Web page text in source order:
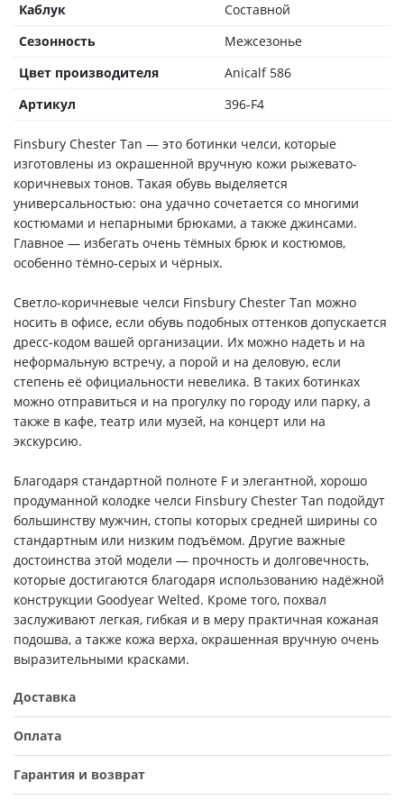
Каблук
Составной
Сезонность
Межсезонье
Цвет производителя
Anicalf 586
Артикул
396-F4
Finsbury Chester Tan — это ботинки челси, которые
изготовлены из окрашенной вручную кожи рыжевато-
коричневых тонов. Такая обувь выделяется
универсальностью: она удачно сочетается со многими
костюмами и непарными брюками, а также джинсами.
Главное — избегать очень тёмных брюк и костюмов,
особенно тёмно-серых и чёрных.
Светло-коричневые челси Finsbury Chester Tan можно
носить в офисе, если обувь подобных оттенков допускается
дресс-кодом вашей организации. Их можно надеть и на
неформальную встречу, а порой и на деловую, если
степень её официальности невелика. В таких ботинках
можно отправиться и на прогулку по городу или парку, а
также в кафе, театр или музей, на концерт или на
экскурсию.
Благодаря стандартной полноте F и элегантной, хорошо
продуманной колодке челси Finsbury Chester Tan подойдут
большинству мужчин, стопы которых средней ширины со
стандартным или низким подъёмом. Другие важные
достоинства этой модели — прочность и долговечность,
которые достигаются благодаря использованию надёжной
конструкции Goodyear Welted. Кроме того, похвал
заслуживают легкая, гибкая и в меру практичная кожаная
подошва, а также кожа верха, окрашенная вручную очень
выразительными красками.
Доставка
Оплата
Гарантия и возврат